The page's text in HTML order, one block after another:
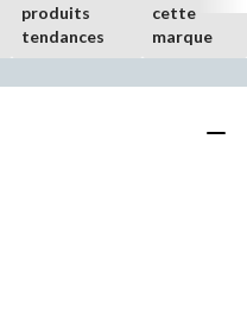
produits
tendances
cette
marque